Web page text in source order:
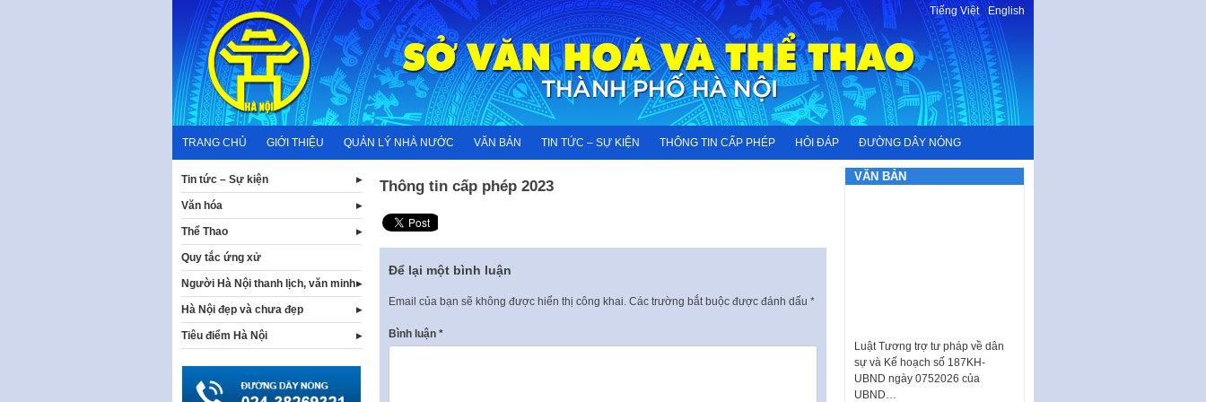
content
Tiếng Việt-English
TRANG CHỦ GIỚI THIỆU QUẢN LÝ NHÀ NƯỚC VĂN BẢN TIN TỨC – SỰ KIỆN THÔNG TIN CẤP PHÉP HỎI ĐÁP ĐƯỜNG DÂY NÓNG
Thông tin cấp phép 2023
Để lại một bình luận
Email của bạn sẽ không được hiển thị công khai. Các trường bắt buộc được đánh dấu *
Bình luận *
Tin tức – Sự kiện
Văn hóa
Thể Thao
Quy tắc ứng xử
Người Hà Nội thanh lịch, văn minh
Hà Nội đẹp và chưa đẹp
Tiêu điểm Hà Nội
VĂN BẢN
sự và Kế hoạch số 187KH-
UBND ngày 0752026 của
UBND…